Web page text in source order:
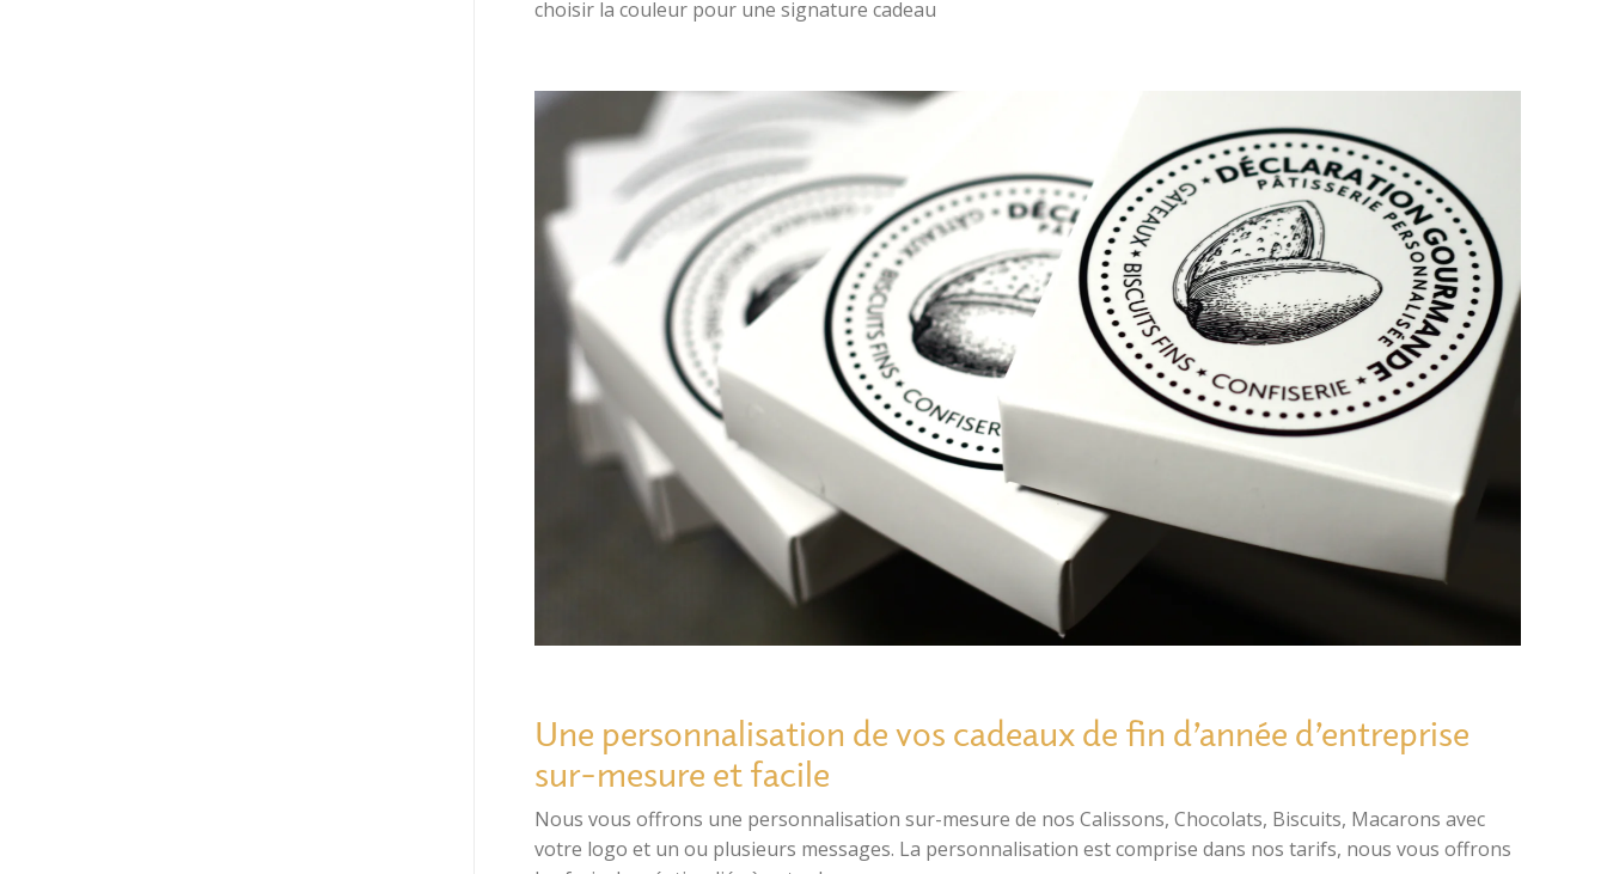
choisir la couleur pour une signature cadeau
Une personnalisation de vos cadeaux de fin d’année d’entreprise
sur-mesure et facile
Nous vous offrons une personnalisation sur-mesure de nos Calissons, Chocolats, Biscuits, Macarons avec
votre logo et un ou plusieurs messages. La personnalisation est comprise dans nos tarifs, nous vous offrons